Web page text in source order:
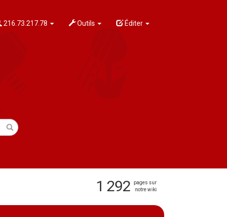
216.73.217.78 Outils Éditer
1 292
pages sur
notre wiki